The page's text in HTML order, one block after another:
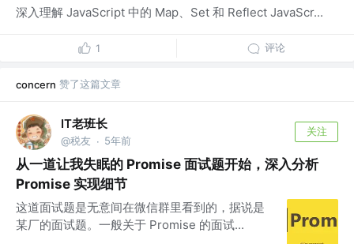
深入理解 JavaScript 中的 Map、Set 和 Reflect JavaScr...
1 评论
concern 赞了这篇文章
IT老班长
@税友 · 5年前
关注
从一道让我失眠的 Promise 面试题开始，深入分析
Promise 实现细节
这道面试题是无意间在微信群里看到的，据说是
某厂的面试题。一般关于 Promise 的面试...